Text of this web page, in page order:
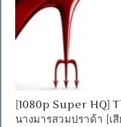
[1080p Super HQ]
นางมารสวมปราด้า [เ